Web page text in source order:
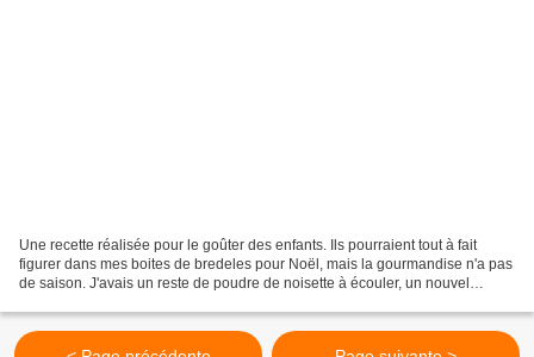
Une recette réalisée pour le goûter des enfants. Ils pourraient tout à fait
figurer dans mes boites de bredeles pour Noël, mais la gourmandise n'a pas
de saison. J'avais un reste de poudre de noisette à écouler, un nouvel